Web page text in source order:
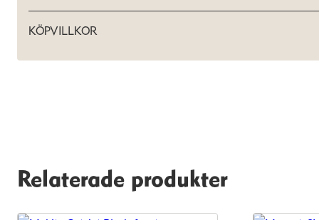
KÖPVILLKOR
Relaterade produkter
Nödvändiga